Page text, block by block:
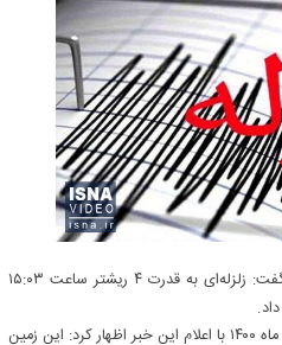
مدیرکل مدیریت بحران استان ایلام گفت: زلزله‌ای به قدرت ۴ ریشتر ساعت ۱۵:۰۳
«آیت قیصربیگی» روز پنجشنبه ۱۴ مرداد ماه ۱۴۰۰ با اعلام این خبر اظهار کرد: این زمین